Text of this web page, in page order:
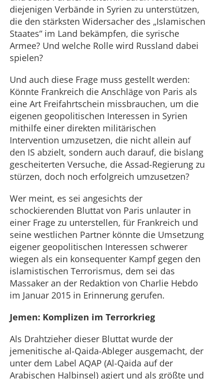
diejenigen Verbände in Syrien zu unterstützen,
die den stärksten Widersacher des „Islamischen
Staates“ im Land bekämpfen, die syrische
Armee? Und welche Rolle wird Russland dabei
spielen?
Und auch diese Frage muss gestellt werden:
Könnte Frankreich die Anschläge von Paris als
eine Art Freifahrtschein missbrauchen, um die
eigenen geopolitischen Interessen in Syrien
mithilfe einer direkten militärischen
Intervention umzusetzen, die nicht allein auf
den IS abzielt, sondern auch darauf, die bislang
gescheiterten Versuche, die Assad-Regierung zu
stürzen, doch noch erfolgreich umzusetzen?
Wer meint, es sei angesichts der
schockierenden Bluttat von Paris unlauter in
einer Frage zu unterstellen, für Frankreich und
seine westlichen Partner könnte die Umsetzung
eigener geopolitischen Interessen schwerer
wiegen als ein konsequenter Kampf gegen den
islamistischen Terrorismus, dem sei das
Massaker an der Redaktion von Charlie Hebdo
im Januar 2015 in Erinnerung gerufen.
Jemen: Komplizen im Terrorkrieg
Als Drahtzieher dieser Bluttat wurde der
jemenitische al-Qaida-Ableger ausgemacht, der
unter dem Label AQAP (Al-Qaida auf der
Arabischen Halbinsel) agiert und als größte und